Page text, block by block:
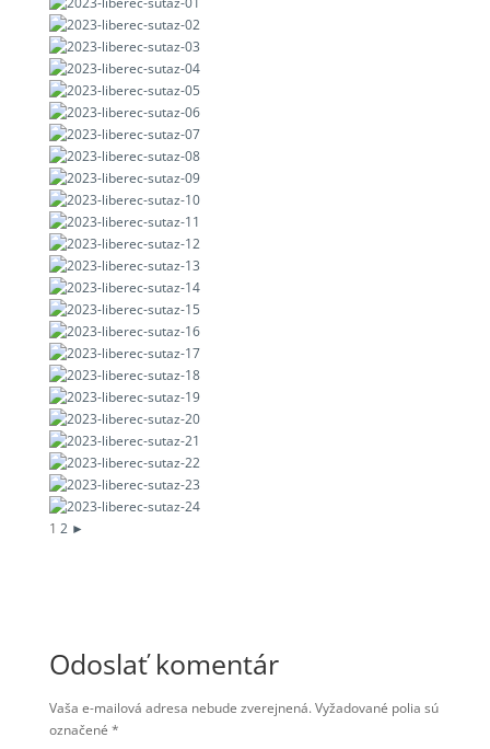
1 2 ►
Odoslať komentár
Vaša e-mailová adresa nebude zverejnená.Vyžadované polia sú
označené *